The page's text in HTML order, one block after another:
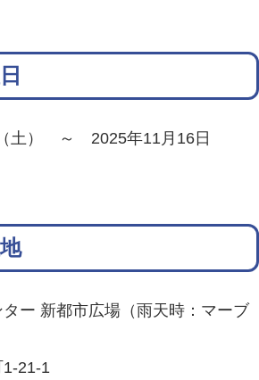
土） ～ 2025年11月16日
ー 新都市広場（雨天時：マーブ
21-1